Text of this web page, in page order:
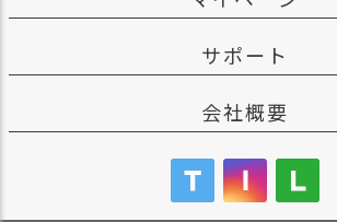
サポート
会社概要